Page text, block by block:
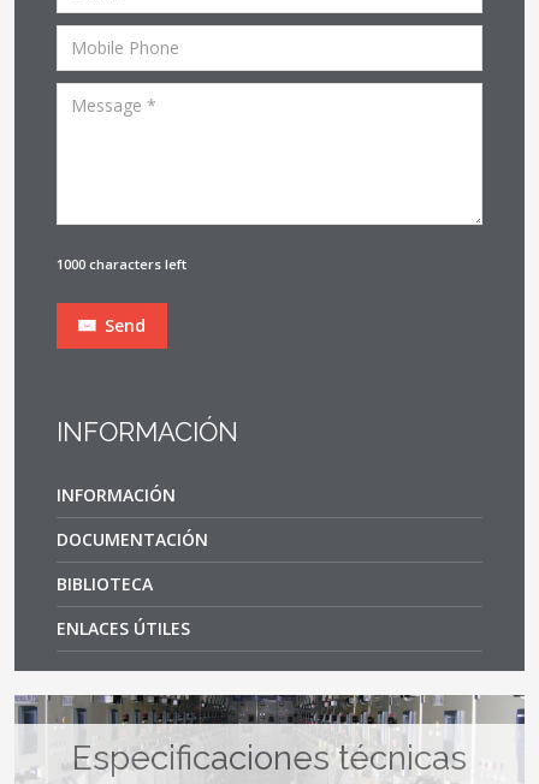
1000 characters left
Send
INFORMACIÓN
INFORMACIÓN
DOCUMENTACIÓN
BIBLIOTECA
ENLACES ÚTILES
Especificaciones técnicas